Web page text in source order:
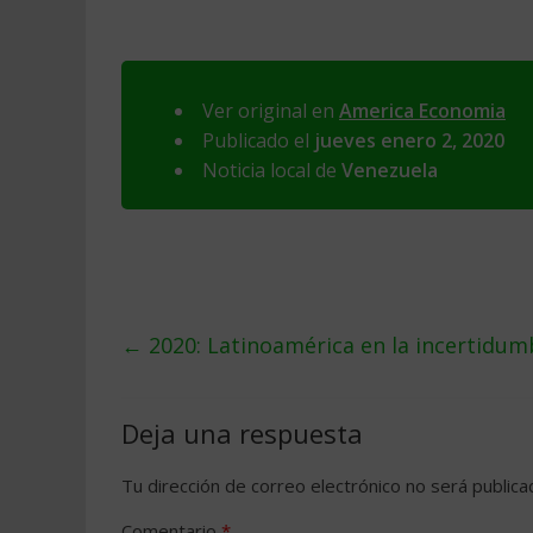
Ver original en America Economia
Publicado el jueves enero 2, 2020
Noticia local de Venezuela
← 2020: Latinoamérica en la
Deja una respuesta
Tu dirección de correo electrónico no será